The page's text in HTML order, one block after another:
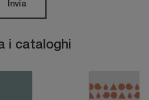
i cataloghi
Invia